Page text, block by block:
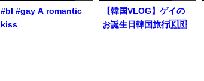
#bl #gay A romantic
kiss
【韓国VLOG】ゲイの
お誕生日韓国旅行🇰🇷